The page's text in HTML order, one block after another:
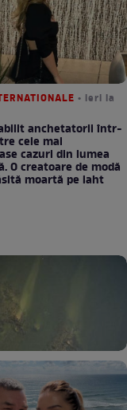
• ieri la
anchetatorii într-
cele mai
cazuri din lumea
O creatoare de modă
moartă pe iaht